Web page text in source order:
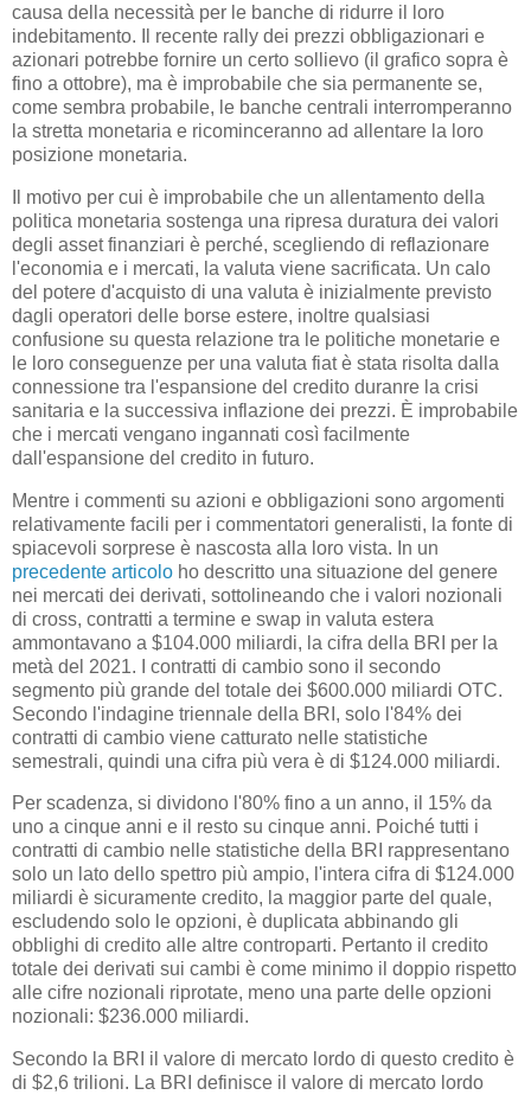
causa della necessità per le banche di ridurre il loro
indebitamento. Il recente rally dei prezzi obbligazionari e
azionari potrebbe fornire un certo sollievo (il grafico sopra è
fino a ottobre), ma è improbabile che sia permanente se,
come sembra probabile, le banche centrali interromperanno
la stretta monetaria e ricominceranno ad allentare la loro
posizione monetaria.
Il motivo per cui è improbabile che un allentamento della
politica monetaria sostenga una ripresa duratura dei valori
degli asset finanziari è perché, scegliendo di reflazionare
l'economia e i mercati, la valuta viene sacrificata. Un calo
del potere d'acquisto di una valuta è inizialmente previsto
dagli operatori delle borse estere, inoltre qualsiasi
confusione su questa relazione tra le politiche monetarie e
le loro conseguenze per una valuta fiat è stata risolta dalla
connessione tra l'espansione del credito duranre la crisi
sanitaria e la successiva inflazione dei prezzi. È improbabile
che i mercati vengano ingannati così facilmente
dall'espansione del credito in futuro.
Mentre i commenti su azioni e obbligazioni sono argomenti
relativamente facili per i commentatori generalisti, la fonte di
spiacevoli sorprese è nascosta alla loro vista. In un
precedente articolo ho descritto una situazione del genere
nei mercati dei derivati, sottolineando che i valori nozionali
di cross, contratti a termine e swap in valuta estera
ammontavano a $104.000 miliardi, la cifra della BRI per la
metà del 2021. I contratti di cambio sono il secondo
segmento più grande del totale dei $600.000 miliardi OTC.
Secondo l'indagine triennale della BRI, solo l'84% dei
contratti di cambio viene catturato nelle statistiche
semestrali, quindi una cifra più vera è di $124.000 miliardi.
Per scadenza, si dividono l'80% fino a un anno, il 15% da
uno a cinque anni e il resto su cinque anni. Poiché tutti i
contratti di cambio nelle statistiche della BRI rappresentano
solo un lato dello spettro più ampio, l'intera cifra di $124.000
miliardi è sicuramente credito, la maggior parte del quale,
escludendo solo le opzioni, è duplicata abbinando gli
obblighi di credito alle altre controparti. Pertanto il credito
totale dei derivati ​​sui cambi è come minimo il doppio rispetto
alle cifre nozionali riprotate, meno una parte delle opzioni
nozionali: $236.000 miliardi.
Secondo la BRI il valore di mercato lordo di questo credito è
di $2,6 trilioni. La BRI definisce il valore di mercato lordo